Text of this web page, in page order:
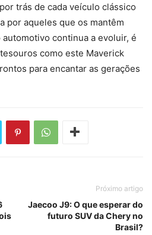
trás de cada veículo clássico
por aqueles que os mantêm
continua a evoluir, é
como este Maverick
para encantar as gerações
Próximo artigo
Jaecoo J9: O que esperar do
futuro SUV da Chery no
Brasil?